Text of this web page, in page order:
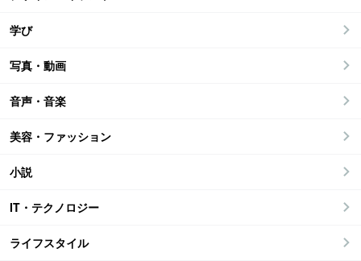
学び
写真・動画
音声・音楽
美容・ファッション
小説
IT・テクノロジー
ライフスタイル